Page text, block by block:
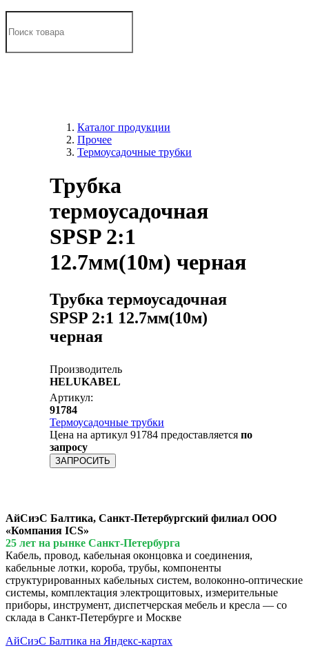
Каталог продукции
Прочее
Термоусадочные трубки
Трубка
термоусадочная
SPSP 2:1
12.7мм(10м) черная
Трубка термоусадочная
SPSP 2:1 12.7мм(10м)
черная
Производитель
HELUKABEL
Артикул:
91784
Термоусадочные трубки
Цена на артикул 91784 предоставляется по
запросу
ЗАПРОСИТЬ
АйСиэС Балтика, Санкт-Петербургский филиал ООО
«Компания ICS»
25 лет на рынке Санкт-Петербурга
Кабель, провод, кабельная оконцовка и соединения,
кабельные лотки, короба, трубы, компоненты
структурированных кабельных систем, волоконно-оптические
системы, комплектация электрощитовых, измерительные
приборы, инструмент, диспетчерская мебель и кресла — со
склада в Санкт-Петербурге и Москве
АйСиэС Балтика на Яндекс-картах